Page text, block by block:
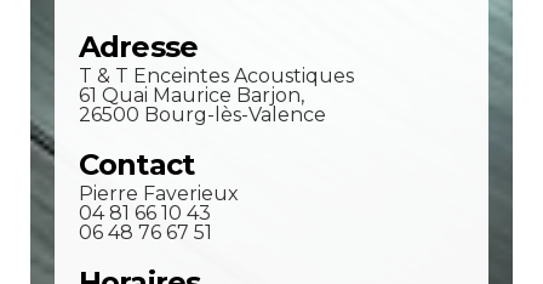
Adresse
T & T Enceintes Acoustiques
61 Quai Maurice Barjon,
26500 Bourg-lès-Valence
Contact
Pierre Faverieux
04 81 66 10 43
06 48 76 67 51